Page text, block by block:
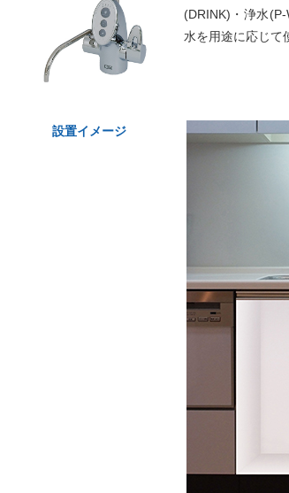
(DRINK)・浄水
水を用途に応じて
設置イメージ